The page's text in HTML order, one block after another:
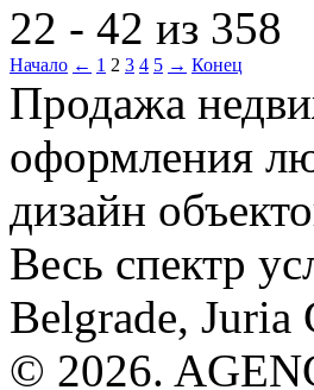
22 - 42 из 358
Начало ← 1 2 3 4 5 → Конец
Продажа
оформления
дизайн
Весь спектр
Belgrade, Juria
© 2026.